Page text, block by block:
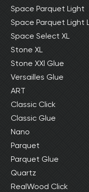
Space Parquet Light
Space Parquet Light
Space Select XL
Stone XL
Stone XXl Glue
Versailles Glue
ART
Classic Click
Classic Glue
Nano
Parquet
Parquet Glue
Quartz
RealWood Click